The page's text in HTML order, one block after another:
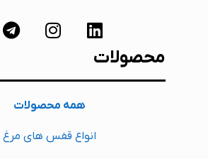
محصولات
همه محصولات
انواع قفس های مرغ